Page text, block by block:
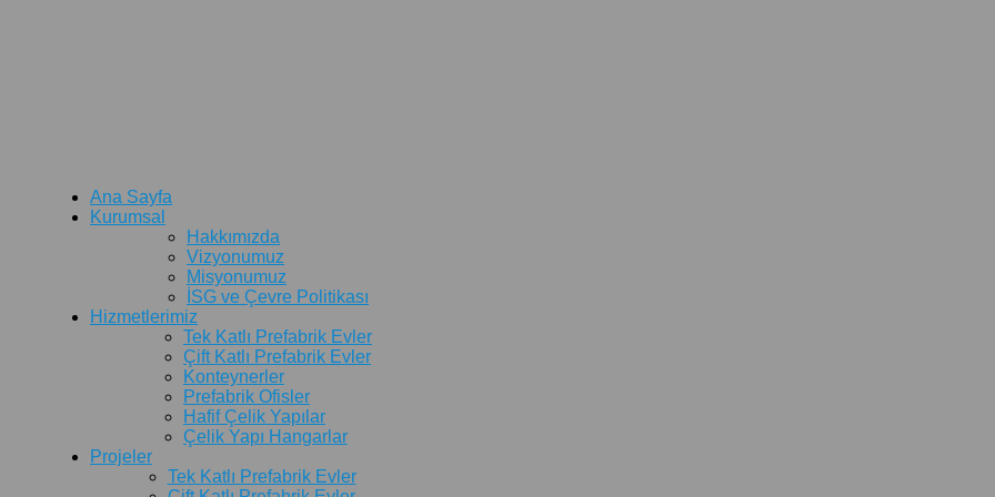
Ana Sayfa
Kurumsal
Hakkımızda
Vizyonumuz
Misyonumuz
İSG ve Çevre Politikası
Hizmetlerimiz
Tek Katlı Prefabrik Evler
Çift Katlı Prefabrik Evler
Konteynerler
Prefabrik Ofisler
Hafif Çelik Yapılar
Çelik Yapı Hangarlar
Projeler
Tek Katlı Prefabrik Evler